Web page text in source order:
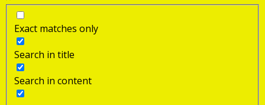
Exact matches only
Search in title
Search in content